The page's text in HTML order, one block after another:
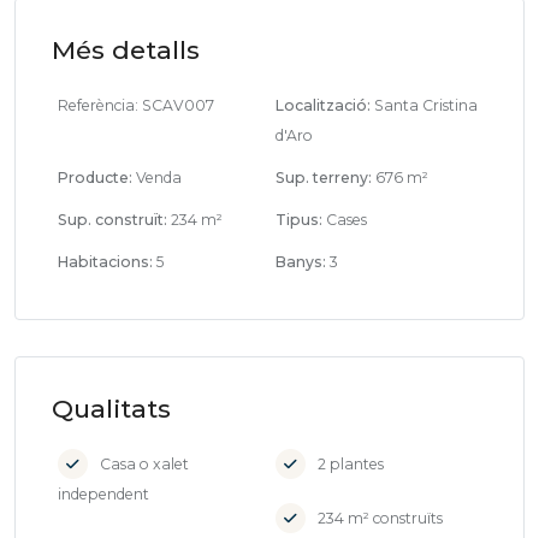
Més detalls
Referència: SCAV007 Localització: Santa Cristina
d'Aro
Producte: Venda Sup. terreny: 676 m²
Sup. construït: 234 m² Tipus: Cases
Habitacions: 5 Banys: 3
Qualitats
Casa o xalet
independent
2 plantes
234 m² construïts